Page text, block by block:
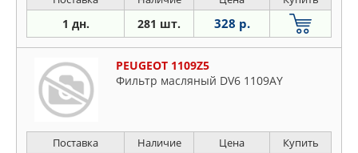
1 дн. 281 шт. 328 р.
PEUGEOT 1109Z5
Фильтр масляный DV6 1109AY
Поставка Наличие Цена Купить